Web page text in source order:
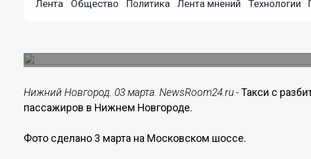
Лента Общество Политика Лента мнений Технологии
Такси с разбитыми стеклами
Нижний Новгород. 03 марта. NewsRoom24.ru -Такси с
пассажиров в Нижнем Новгороде.
Фото сделано 3 марта на Московском шоссе.